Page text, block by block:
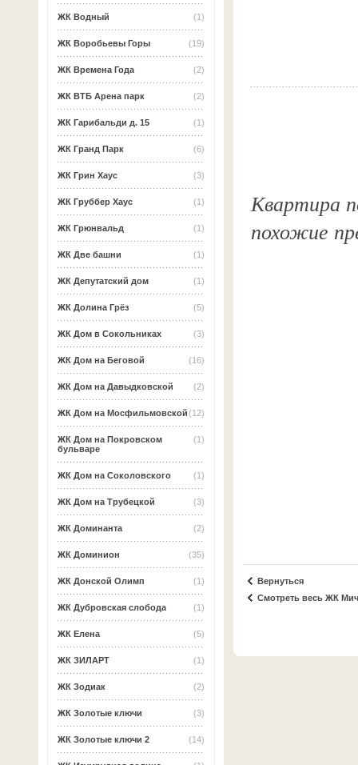
(1)
ЖК Водный
(19)
ЖК Воробьевы Горы
(2)
ЖК Времена Года
(2)
ЖК ВТБ Арена парк
(1)
ЖК Гарибальди д. 15
(6)
ЖК Гранд Парк
(3)
ЖК Грин Хаус
(1)
ЖК Груббер Хаус
(1)
ЖК Грюнвальд
(1)
ЖК Две башни
(1)
ЖК Депутатский дом
(5)
ЖК Долина Грёз
(3)
ЖК Дом в Сокольниках
(16)
ЖК Дом на Беговой
(2)
ЖК Дом на Давыдковской
(12)
ЖК Дом на Мосфильмовской
(1)
ЖК Дом на Покровском
бульваре
(1)
ЖК Дом на Соколовского
(3)
ЖК Дом на Трубецкой
(2)
ЖК Доминанта
(35)
ЖК Доминион
(1)
ЖК Донской Олимп
(1)
ЖК Дубровская слобода
(5)
ЖК Елена
(1)
ЖК ЗИЛАРТ
(2)
ЖК Зодиак
(3)
ЖК Золотые ключи
(14)
ЖК Золотые ключи 2
Квартира
похожие
Вернуться
Смотреть весь ЖК